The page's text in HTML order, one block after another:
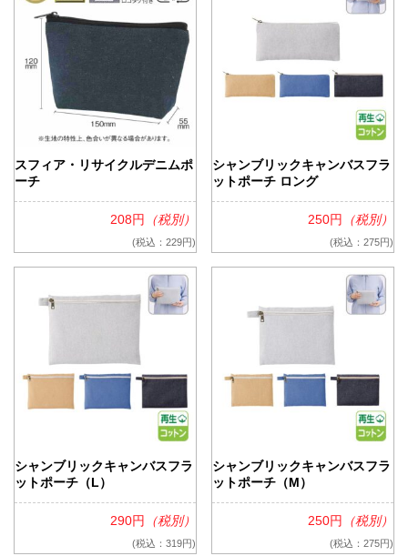
スフィア・リサイクルデニムポ
ーチ
208円 （税別）
(税込：229円)
シャンブリックキャンバスフラ
ットポーチ ロング
250円 （税別）
(税込：275円)
シャンブリックキャンバスフラ
ットポーチ（L）
290円 （税別）
(税込：319円)
シャンブリックキャンバスフラ
ットポーチ（M）
250円 （税別）
(税込：275円)